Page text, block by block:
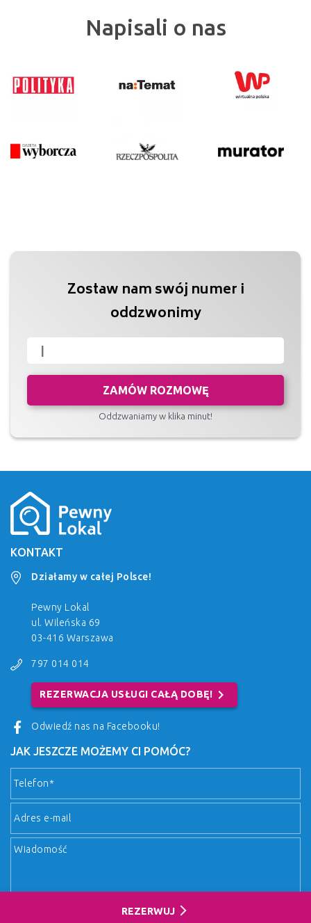
Napisali o nas
Zostaw nam swój numer i
oddzwonimy
ZAMÓW ROZMOWĘ
Oddzwaniamy w klika minut!
KONTAKT
Działamy w całej Polsce!
Pewny Lokal
ul. Wileńska 69
03-416 Warszawa
797 014 014
REZERWACJA USŁUGI CAŁĄ DOBĘ! chevron_right
Odwiedź nas na Facebooku!
JAK JESZCZE MOŻEMY CI POMÓC?
REZERWUJ arrow_forward_ios